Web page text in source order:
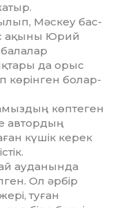
Мәскеу бас­
ақыны Юрий
да орыс
болар-
көптеген
автордың
күшік керек
ауданында
Ол әрбір
туған